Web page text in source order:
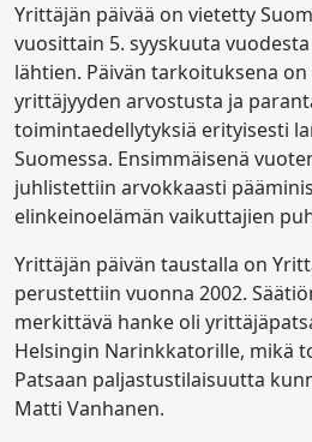
Yrittäjän päivää on vietetty
vuosittain 5. syyskuuta
lähtien. Päivän tarkoituksena
yrittäjyyden arvostusta ja
toimintaedellytyksiä erityisesti
Suomessa. Ensimmäisenä
juhlistettiin arvokkaasti
elinkeinoelämän vaikuttajien
Yrittäjän päivän taustalla on
perustettiin vuonna 2002.
merkittävä hanke oli
Helsingin Narinkkatorille, mikä
Patsaan paljastustilaisuutta
Matti Vanhanen.